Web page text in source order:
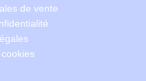
de vente